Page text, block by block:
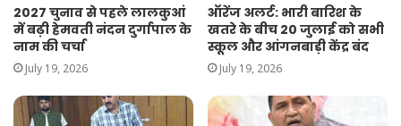
2027 चुनाव से पहले लालकुआं
में बढ़ी हेमवती नंदन दुर्गापाल के
नाम की चर्चा
July 19, 2026
ऑरेंज अलर्ट: भारी बारिश के
खतरे के बीच 20 जुलाई को सभी
स्कूल और आंगनबाड़ी केंद्र बंद
July 19, 2026